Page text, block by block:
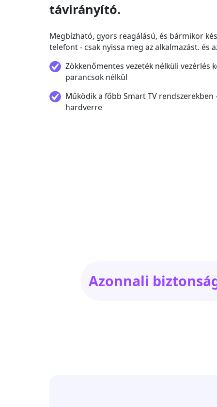
távirányító.
Megbízható, gyors reagálású, és bármikor
telefont - csak nyissa meg az alkalmazást. és
Zökkenőmentes vezeték nélküli vezérlés
parancsok nélkül
Működik a főbb Smart TV rendszerekben
hardverre
Azonnali